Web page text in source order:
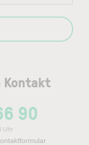
Kontakt
90
Uhr